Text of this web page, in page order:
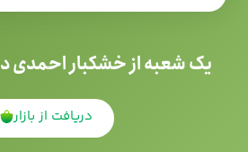
یک شعبه از خشکبار احمدی
دریافت از بازار